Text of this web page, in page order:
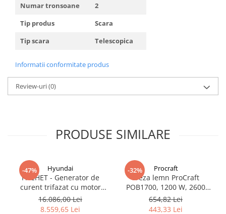
Numar tronsoane
2
Tip produs
Scara
Tip scara
Telescopica
Informatii conformitate produs
Review-uri(0)
PRODUSE SIMILARE
-47% Hyundai
PACHET - Generator de
curent trifazat cu motor
diesel Hyundai DHY8600SE-
T, putere motor 12 CP,
16.086,00 Lei
8.559,65 Lei
-32% Procraft
Freza lemn ProCraft
POB1700, 1200 W, 2600
Rpm cu 12 freze pentru
lemn incluse in pachet
654,82 Lei
443,33 Lei